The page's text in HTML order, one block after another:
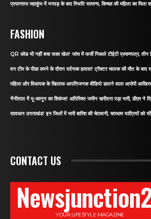
प्रयागराज महाकुंभ में भगदड़ के बाद स्थिति सामान्य, किच्छा की महिला का मिला
FASHION
QR कोड भी नहीं बचा सका खेल! जांच में फर्जी निकले टीईटी प्रमाणपत्र, तीन
वन टीम के पीछा करने के दौरान दर्दनाक हादसा! ट्रैक्टर चालक की मौत के
महिला और विधायक के खिलाफ आपत्तिजनक वीडियो डालने वाला आरोपी
नैनीताल में भू-कानून का शिकंजा! अतिरिक्त जमीन खरीदना पड़ा भारी, डीएम
सावधान उत्तराखंड! इन जिलों में भारी बारिश की चेतावनी, चारधाम यात्रियों को
CONTACT US
YOUR LIFESTYLE MAGAZINE